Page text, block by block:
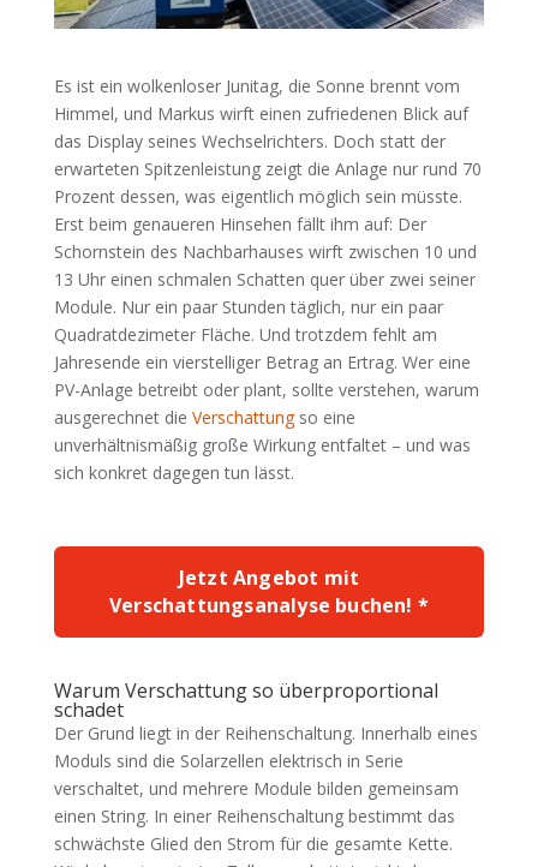
Es ist ein wolkenloser Junitag, die Sonne brennt vom
Himmel, und Markus wirft einen zufriedenen Blick auf
das Display seines Wechselrichters. Doch statt der
erwarteten Spitzenleistung zeigt die Anlage nur rund 70
Prozent dessen, was eigentlich möglich sein müsste.
Erst beim genaueren Hinsehen fällt ihm auf: Der
Schornstein des Nachbarhauses wirft zwischen 10 und
13 Uhr einen schmalen Schatten quer über zwei seiner
Module. Nur ein paar Stunden täglich, nur ein paar
Quadratdezimeter Fläche. Und trotzdem fehlt am
Jahresende ein vierstelliger Betrag an Ertrag. Wer eine
PV-Anlage betreibt oder plant, sollte verstehen, warum
ausgerechnet die Verschattungso eine
unverhältnismäßig große Wirkung entfaltet – und was
sich konkret dagegen tun lässt.
Jetzt Angebot mit
Verschattungsanalyse buchen! *
Warum Verschattung so überproportional
schadet
Der Grund liegt in der Reihenschaltung. Innerhalb eines
Moduls sind die Solarzellen elektrisch in Serie
verschaltet, und mehrere Module bilden gemeinsam
einen String. In einer Reihenschaltung bestimmt das
schwächste Glied den Strom für die gesamte Kette.